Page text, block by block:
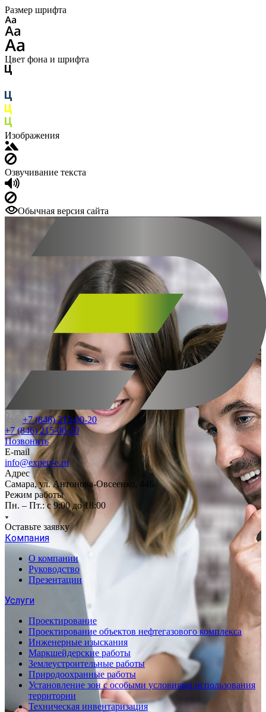
Размер шрифта
Цвет фона и шрифта
Изображения
Озвучивание текста
Обычная версия сайта
+7 (846) 215-00-20
+7 (846) 215-00-20
Позвонить
E-mail
info@expert-e.ru
Адрес
Самара, ул. Антонова-Овсеенко, 44Б
Режим работы
Пн. – Пт.: с 9:00 до 18:00
Оставьте заявку
Компания
О компании
Руководство
Презентации
Услуги
Проектирование
Проектирование объектов нефтегазового комплекса
Инженерные изыскания
Маркшейдерские работы
Землеустроительные работы
Природоохранные работы
Установление зон с особыми условиями использования
территории
Техническая инвентаризация